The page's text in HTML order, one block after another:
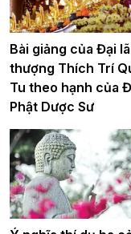
Bài giảng của Đại
thượng Thích Trí
Tu theo hạnh của
Phật Dược Sư